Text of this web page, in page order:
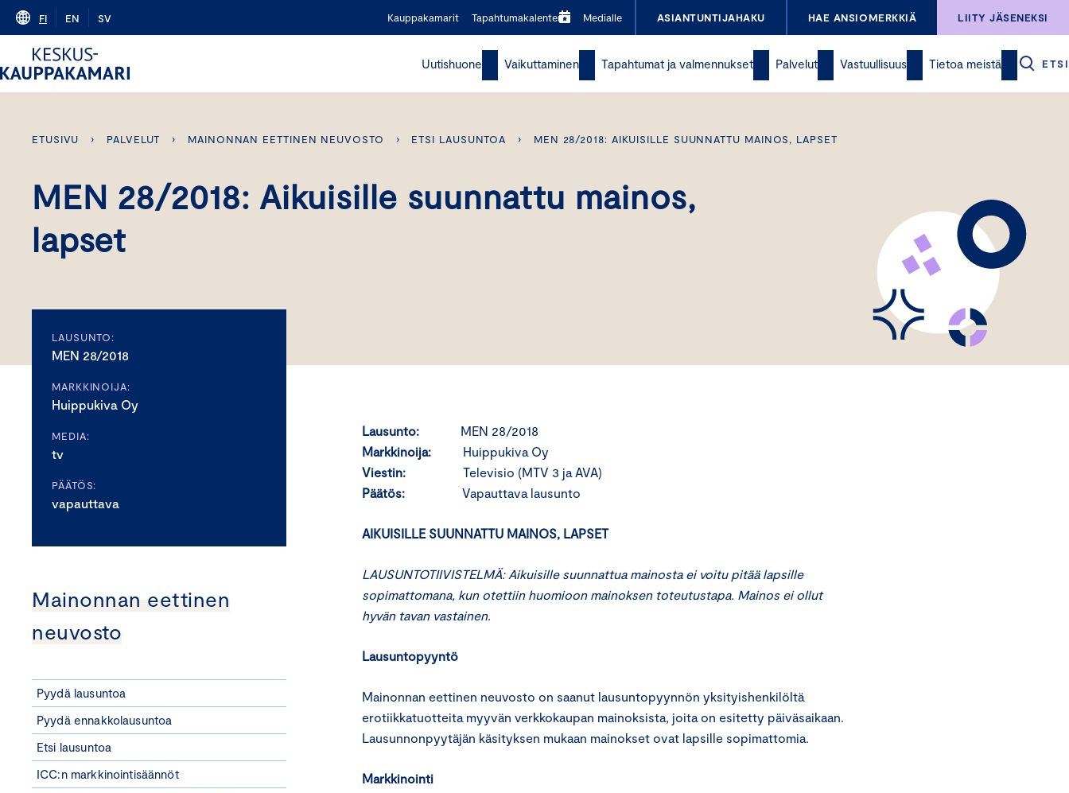
Skip
content
FI EN SV Kauppakamarit Tapahtumakalenteri Medialle ASIANTUNTIJAHAKU HAE ANSIOMERKKIÄ LIITY JÄSENEKSI
Uutishuone Vaikuttaminen Tapahtumat ja valmennukset Palvelut Vastuullisuus Tietoa meistä ETSI
ETUSIVU › PALVELUT › MAINONNAN EETTINEN NEUVOSTO › ETSI LAUSUNTOA › MEN 28/2018: AIKUISILLE SUUNNATTU MAINOS, LAPSET
MEN 28/2018: Aikuisille suunnattu mainos,
lapset
LAUSUNTO:
MEN 28/2018
MARKKINOIJA:
Huippukiva Oy
MEDIA:
tv
PÄÄTÖS:
vapauttava
Mainonnan eettinen
neuvosto
Pyydä lausuntoa
Pyydä ennakkolausuntoa
Etsi lausuntoa
ICC:n markkinointisäännöt
Lausunto:
MEN 28/2018
Markkinoija:
Huippukiva Oy
Viestin: Televisio (MTV 3 ja AVA)
Päätös: Vapauttava lausunto
AIKUISILLE SUUNNATTU MAINOS, LAPSET
LAUSUNTOTIIVISTELMÄ: Aikuisille suunnattua mainosta ei voitu pitää lapsille
sopimattomana, kun otettiin huomioon mainoksen toteutustapa. Mainos ei ollut
hyvän tavan vastainen.
Lausuntopyyntö
Mainonnan eettinen neuvosto on saanut lausuntopyynnön yksityishenkilöltä
erotiikkatuotteita myyvän verkkokaupan mainoksista, joita on esitetty päiväsaikaan.
Lausunnonpyytäjän käsityksen mukaan mainokset ovat lapsille sopimattomia.
Markkinointi